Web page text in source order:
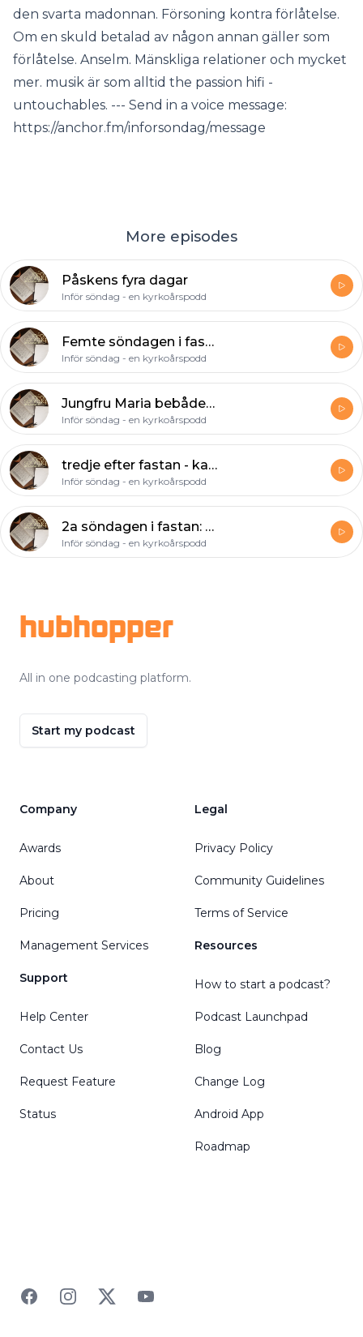
den svarta madonnan. Försoning kontra förlåtelse.
Om en skuld betalad av någon annan gäller som
förlåtelse. Anselm. Mänskliga relationer och mycket
mer. musik är som alltid the passion hifi -
untouchables. --- Send in a voice message:
https://anchor.fm/inforsondag/message
More episodes
Påskens fyra dagar
Inför söndag - en kyrkoårspodd
Femte söndagen i fastan - försonaren
Inför söndag - en kyrkoårspodd
Jungfru Maria bebådelsedag
Inför söndag - en kyrkoårspodd
tredje efter fastan - kampen mot ondskan
Inför söndag - en kyrkoårspodd
2a söndagen i fastan: Den kämpande tron
Inför söndag - en kyrkoårspodd
hubhopper
All in one podcasting platform.
Start my podcast
Company
Awards
About
Pricing
Management Services
Support
Help Center
Contact Us
Request Feature
Status
Legal
Privacy Policy
Community Guidelines
Terms of Service
Resources
How to start a podcast?
Podcast Launchpad
Blog
Change Log
Android App
Roadmap
FacebookInstagramTwitterYouTube